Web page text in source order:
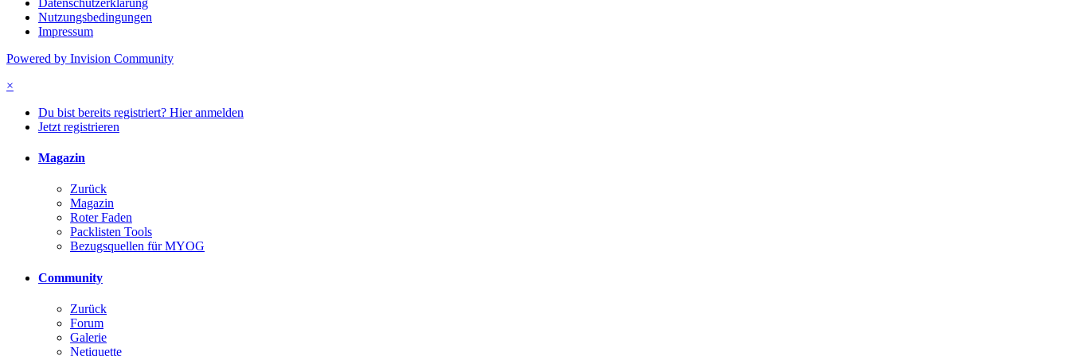
Datenschutzerklärung
Nutzungsbedingungen
Impressum
Powered by Invision Community
×
Du bist bereits registriert? Hier anmelden
Jetzt registrieren
Magazin
Zurück
Magazin
Roter Faden
Packlisten Tools
Bezugsquellen für MYOG
Community
Zurück
Forum
Galerie
Netiquette